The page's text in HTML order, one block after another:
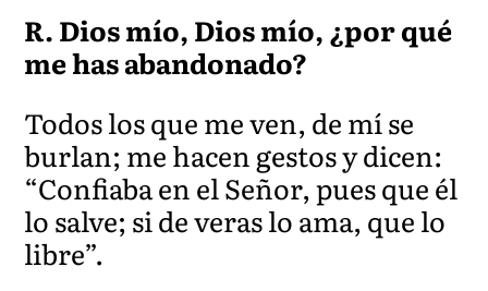
R. Dios mío, Dios mío, ¿por qué
me has abandonado?
Todos los que me ven, de mí se
burlan; me hacen gestos y dicen:
“Confiaba en el Señor, pues que él
lo salve; si de veras lo ama, que lo
libre”.